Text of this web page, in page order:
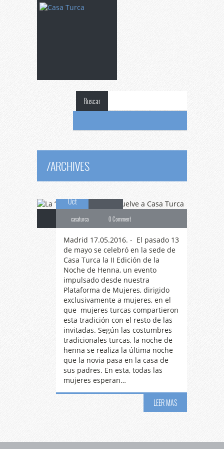
Buscar
/ARCHIVES
17
Oct
Henna” vuelve a Casa
casaturca 0 Comment
Madrid 17.05.2016. - El pasado 13
de mayo se celebró en la sede de
Casa Turca la II Edición de la
Noche de Henna, un evento
impulsado desde nuestra
Plataforma de Mujeres, dirigido
exclusivamente a mujeres, en el
que mujeres turcas compartieron
esta tradición con el resto de las
invitadas. Según las costumbres
tradicionales turcas, la noche de
henna se realiza la última noche
que la novia pasa en la casa de
sus padres. En esta, todas las
mujeres esperan…
LEER MAS